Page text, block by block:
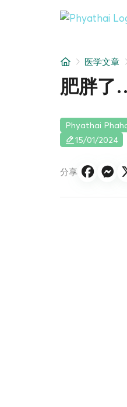
ไทย
医院分院
医学文章
肥胖了
Phyathai
15/01/2024
分享